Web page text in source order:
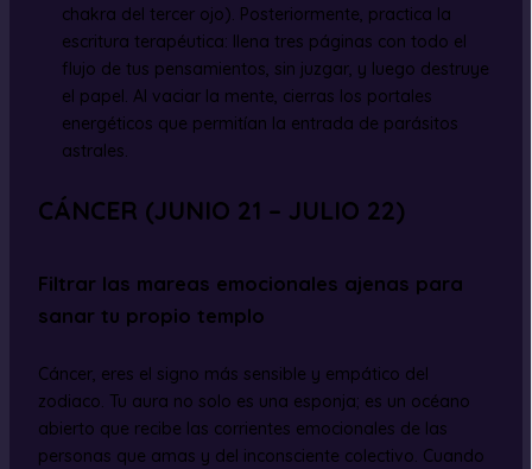
chakra del tercer ojo). Posteriormente, practica la
escritura terapéutica: llena tres páginas con todo el
flujo de tus pensamientos, sin juzgar, y luego destruye
el papel. Al vaciar la mente, cierras los portales
energéticos que permitían la entrada de parásitos
astrales.
CÁNCER (JUNIO 21 – JULIO 22)
Filtrar las mareas emocionales ajenas para
sanar tu propio templo
Cáncer, eres el signo más sensible y empático del
zodiaco. Tu aura no solo es una esponja; es un océano
abierto que recibe las corrientes emocionales de las
personas que amas y del inconsciente colectivo. Cuando